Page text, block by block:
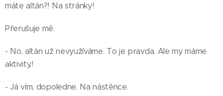
máte altán?! Na stránky!
Přerušuje mě.
- No, altán už nevyužíváme. To je pravda. Ale my máme
aktivity.!
- Já vím, dopoledne. Na nástěnce.